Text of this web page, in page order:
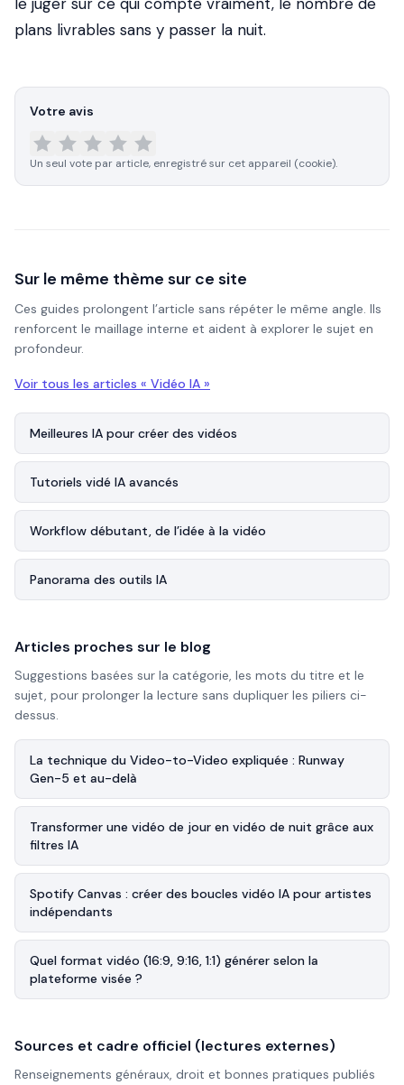
plans livrables sans y passer la nuit.
Votre avis
Un seul vote par article, enregistré sur cet appareil (cookie).
Sur le même thème sur ce site
Ces guides prolongent l’article sans répéter le même angle. Ils
renforcent le maillage interne et aident à explorer le sujet en
profondeur.
Voir tous les articles « Vidéo IA »
Meilleures IA pour créer des vidéos
Tutoriels vidé IA avancés
Workflow débutant, de l’idée à la vidéo
Panorama des outils IA
Articles proches sur le blog
Suggestions basées sur la catégorie, les mots du titre et le
sujet, pour prolonger la lecture sans dupliquer les piliers ci-
dessus.
La technique du Video-to-Video expliquée : Runway
Gen-5 et au-delà
Transformer une vidéo de jour en vidéo de nuit grâce aux
filtres IA
Spotify Canvas : créer des boucles vidéo IA pour artistes
indépendants
Quel format vidéo (16:9, 9:16, 1:1) générer selon la
plateforme visée ?
Sources et cadre officiel (lectures externes)
Renseignements généraux, droit et bonnes pratiques publiés